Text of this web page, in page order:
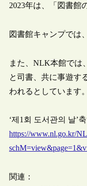
2023年は、「図書館
図書館キャンプでは
また、NLK本館では
と司書、共に事遊す
われるとしています。
‘제1회 도서관의 날’
https://www.nl.go.kr/
関連：